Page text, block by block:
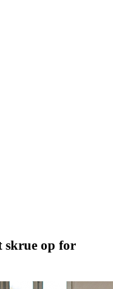
skrue op for